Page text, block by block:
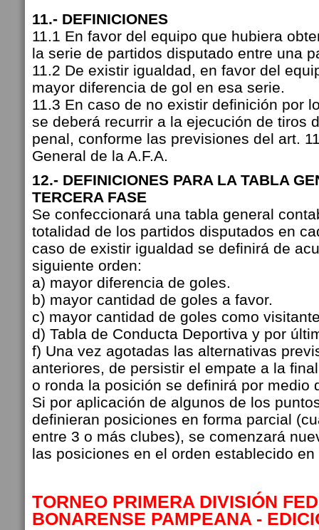
11.- DEFINICIONES
11.1 En favor del equipo que hubiera
la serie de partidos disputado entre una
11.2 De existir igualdad, en favor del
mayor diferencia de gol en esa serie.
11.3 En caso de no existir definición por
se deberá recurrir a la ejecución de tiros
penal, conforme las previsiones del art.
General de la A.F.A.
12.- DEFINICIONES PARA LA TABLA
TERCERA FASE
Se confeccionará una tabla general
totalidad de los partidos disputados en
caso de existir igualdad se definirá de
siguiente orden:
a) mayor diferencia de goles.
b) mayor cantidad de goles a favor.
c) mayor cantidad de goles como
d) Tabla de Conducta Deportiva y por
f) Una vez agotadas las alternativas
anteriores, de persistir el empate a la
o ronda la posición se definirá por medio
Si por aplicación de algunos de los
definieran posiciones en forma parcial
entre 3 o más clubes), se comenzará
las posiciones en el orden establecido
TORNEO PRIMERA DIVISIÓN
BONARENSE PAMPEANA -